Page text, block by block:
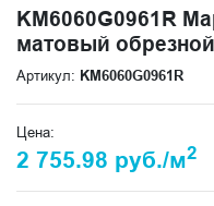
KM6060G0961R
матовый
Артикул: KM6060G0961R
Цена:
2 755.98 руб./м2